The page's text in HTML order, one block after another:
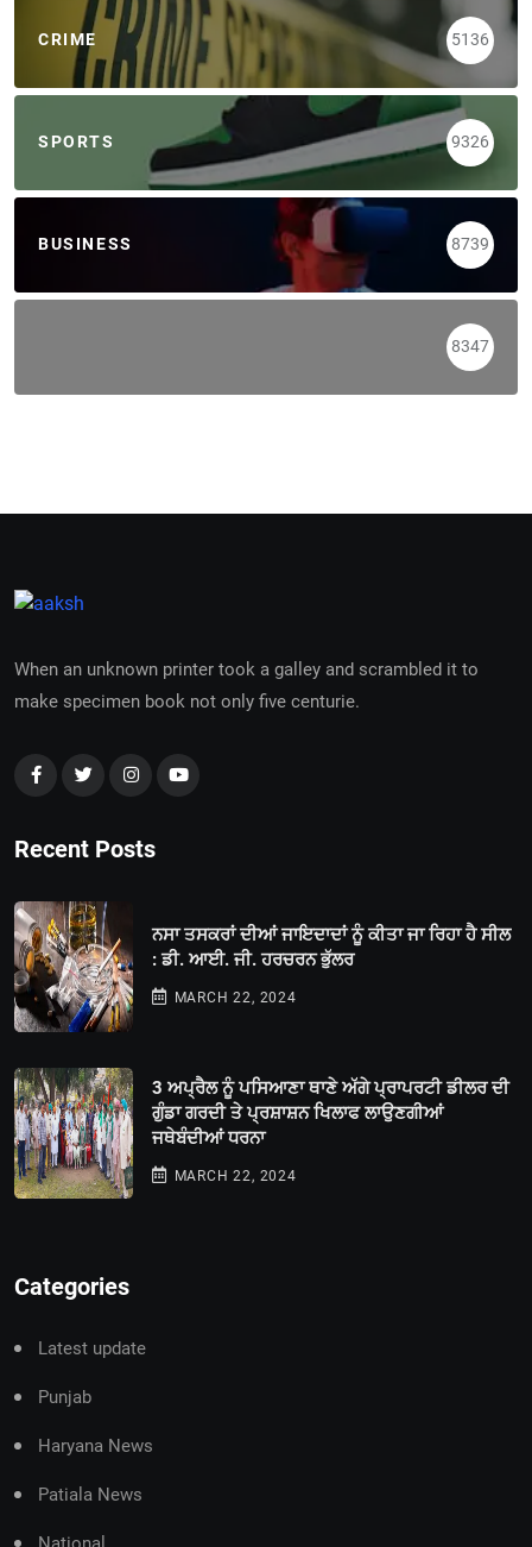
CRIME 5136
SPORTS 9326
BUSINESS 8739
8347
When an unknown printer took a galley and scrambled it to
make specimen book not only five centurie.
Recent Posts
ਨਸਾ ਤਸਕਰਾਂ ਦੀਆਂ ਜਾਇਦਾਦਾਂ ਨੂੰ ਕੀਤਾ ਜਾ ਰਿਹਾ ਹੈ ਸੀਲ
: ਡੀ. ਆਈ. ਜੀ. ਹਰਚਰਨ ਭੁੱਲਰ
MARCH 22, 2024
3 ਅਪ੍ਰੈਲ ਨੂੰ ਪਸਿਆਣਾ ਥਾਣੇ ਅੱਗੇ ਪ੍ਰਾਪਰਟੀ ਡੀਲਰ ਦੀ
ਗੁੰਡਾ ਗਰਦੀ ਤੇ ਪ੍ਰਸ਼ਾਸ਼ਨ ਖਿਲਾਫ ਲਾਉਣਗੀਆਂ
ਜਥੇਬੰਦੀਆਂ ਧਰਨਾ
MARCH 22, 2024
Categories
Latest update
Punjab
Haryana News
Patiala News